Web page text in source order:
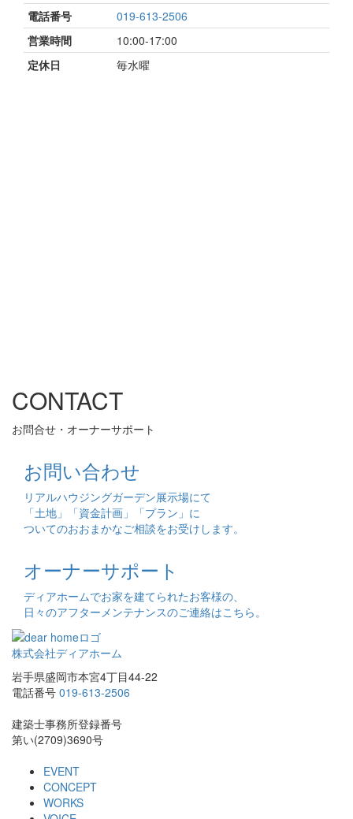
電話番号
019-613-2506
営業時間
10:00-17:00
定休日
毎水曜
CONTACT
お問合せ・オーナーサポート
お問い合わせ
リアルハウジングガーデン展示場にて
「土地」「資金計画」「プラン」に
ついてのおおまかなご相談をお受けします。
オーナーサポート
ディアホームでお家を建てられたお客様の、
日々のアフターメンテナンスのご連絡はこちら。
株式会社ディアホーム
岩手県盛岡市本宮4丁目44-22
電話番号 019-613-2506
建築士事務所登録番号
第い(2709)3690号
EVENT
CONCEPT
WORKS